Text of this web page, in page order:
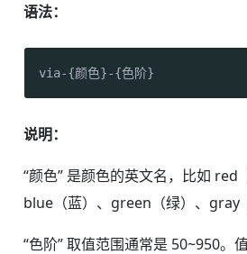
语法：
via-{颜色}-{色阶}
说明：
“颜色” 是颜色的英文名，比如 red
blue（蓝）、green（绿）、gray
“色阶” 取值范围通常是 50~950。